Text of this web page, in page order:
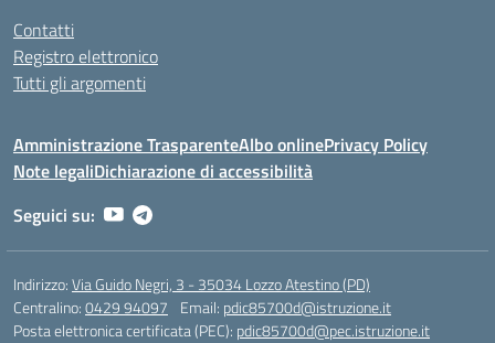
Contatti
Registro elettronico
Tutti gli argomenti
Amministrazione TrasparenteAlbo onlinePrivacy Policy
Note legaliDichiarazione di accessibilità
Seguici su:
Indirizzo:Via Guido Negri, 3 - 35034 Lozzo Atestino (PD)
Centralino:0429 94097 Email: pdic85700d@istruzione.it
Posta elettronica certificata (PEC): pdic85700d@pec.istruzione.it